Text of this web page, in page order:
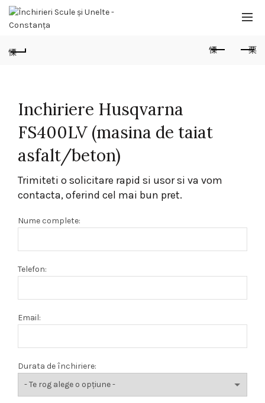
Inchiriere Husqvarna
FS400LV (masina de taiat
asfalt/beton)
Trimiteti o solicitare rapid si usor si va vom
contacta, oferind cel mai bun pret.
Nume complete:
Telefon:
Email:
Durata de închiriere: